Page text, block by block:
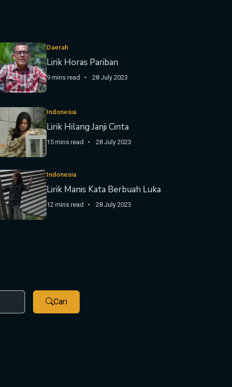
Daerah
Lirik Horas Pariban
9 mins read 28 July 2023
Indonesia
Lirik Hilang Janji Cinta
15 mins read 28 July 2023
Indonesia
Lirik Manis Kata Berbuah Luka
12 mins read 28 July 2023
Cari